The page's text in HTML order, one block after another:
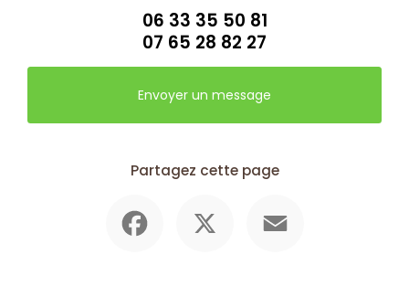
06 33 35 50 81
07 65 28 82 27
Envoyer un message
Partagez cette page